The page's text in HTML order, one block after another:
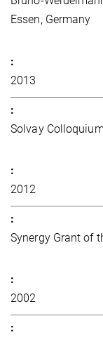
Essen, Germany
2013
Solvay
2012
Synergy Grant of
2002